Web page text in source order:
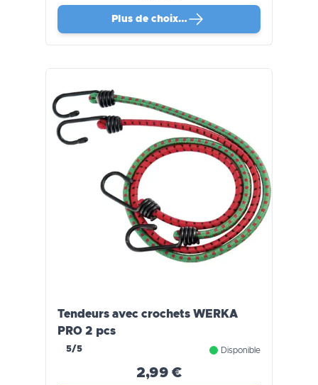
Plus de choix…
Tendeurs avec crochets WERKA
PRO 2 pcs
5/5 Disponible
2,99 €